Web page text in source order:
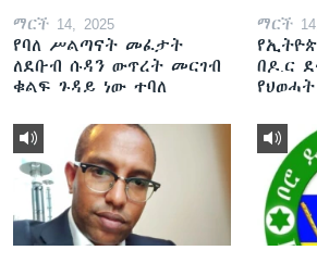
ማርች 14, 2025
የባለ ሥልጣናት መፈታት
ለደቡብ ሱዳን ውጥረት መርገብ
ቁልፍ ጉዳይ ነው ተባለ
ማርች
በዶ.ር